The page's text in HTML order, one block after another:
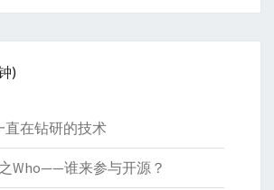
)
直在钻研的技术
Who——谁来参与开源？